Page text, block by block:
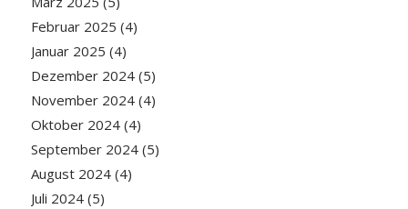
Februar 2025 (4)
Januar 2025 (4)
Dezember 2024(5)
November 2024(4)
Oktober 2024(4)
September 2024(5)
August 2024(4)
Juli 2024(5)